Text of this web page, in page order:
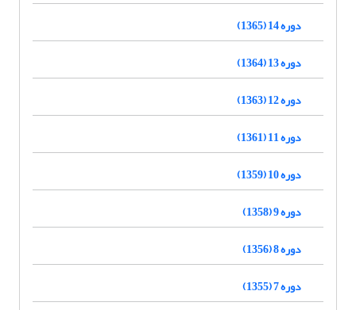
دوره 14 (1365)
دوره 13 (1364)
دوره 12 (1363)
دوره 11 (1361)
دوره 10 (1359)
دوره 9 (1358)
دوره 8 (1356)
دوره 7 (1355)